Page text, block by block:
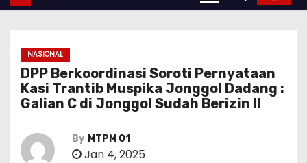
NASIONAL
DPP Berkoordinasi Soroti Pernyataan
Kasi Trantib Muspika Jonggol Dadang :
Galian C di Jonggol Sudah Berizin !!
By MTPM 01
Jan 4, 2025